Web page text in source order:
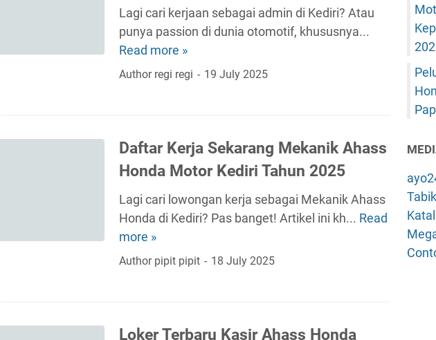
h
a
s
s
H
d
a
M
o
t
K
.
p
a
y
t
R
m
i
M
n
Lagi cari kerjaan sebagai admin di Kediri? Atau
punya passion di dunia otomotif, khususnya...
Read more »I
n
e
a
A
m
h
Author regi regi 19 July 2025
Daftar Kerja Sekarang Mekanik Ahass
Honda Motor Kediri Tahun 2025
Lagi cari lowongan kerja sebagai Mekanik Ahass
Honda di Kediri? Pas banget! Artikel ini kh... Read
more »
D
a
f
K
Author pipit pipit 18 July 2025
Loker Terbaru Kasir Ahass Honda